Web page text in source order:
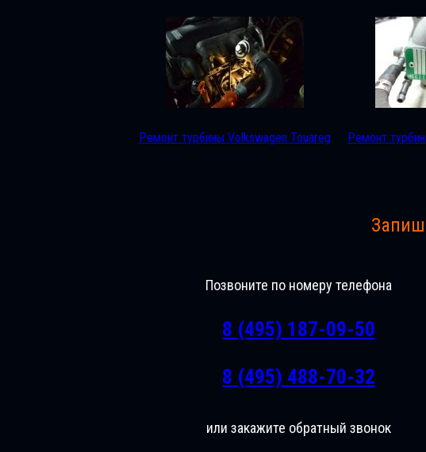
Ремонт турбины Volkswagen Touareg Ремонт
Позвоните по номеру телефона
8 (495) 187-09-50
8 (495) 488-70-32
или закажите обратный звонок